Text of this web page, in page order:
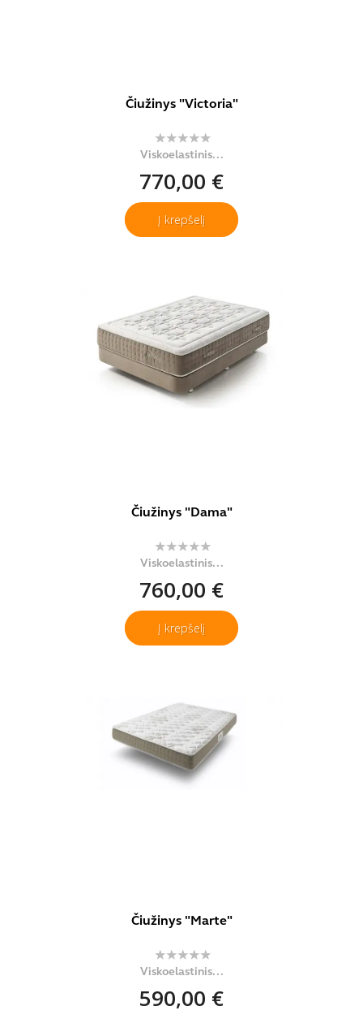
Čiužinys "Victoria"
Viskoelastinis...
770,00 €
Į krepšelį
Čiužinys "Dama"
Viskoelastinis...
760,00 €
Į krepšelį
Čiužinys "Marte"
Viskoelastinis...
590,00 €